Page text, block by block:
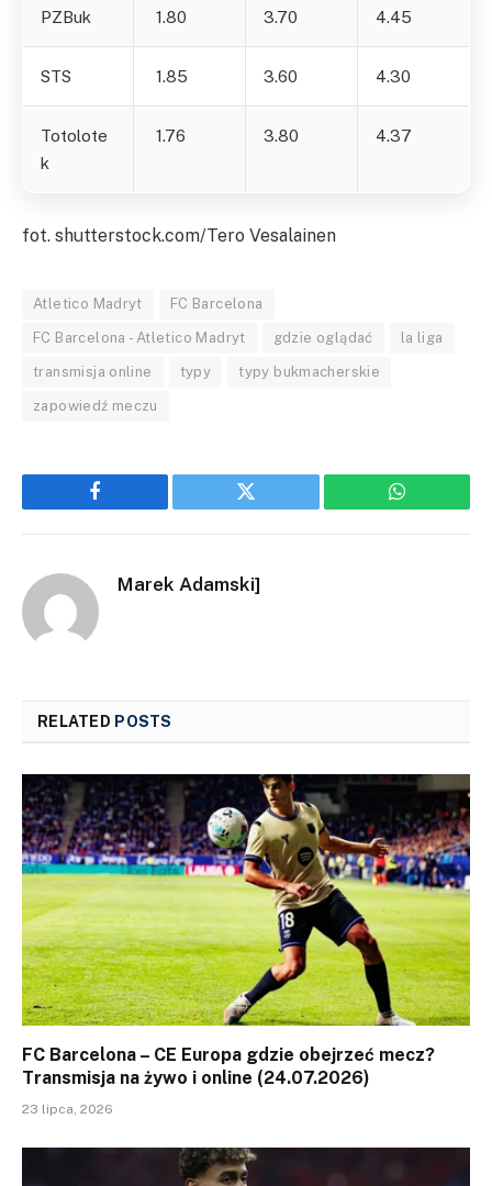
PZBuk 1.80 3.70 4.45
STS 1.85 3.60 4.30
Totolote
k
1.76 3.80 4.37
fot. shutterstock.com/Tero Vesalainen
Atletico Madryt FC Barcelona
FC Barcelona - Atletico Madryt gdzie oglądać la liga
transmisja online typy typy bukmacherskie
zapowiedź meczu
Facebook Twitter WhatsApp
Marek Adamski]
RELATED POSTS
FC Barcelona – CE Europa gdzie obejrzeć mecz?
Transmisja na żywo i online (24.07.2026)
23 lipca, 2026